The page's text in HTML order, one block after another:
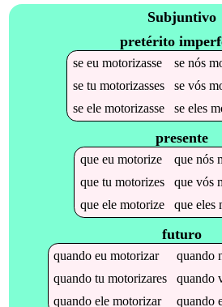
Subjuntivo
pretérito
se eu motorizasse se nós
se tu motorizasses se vós
se ele motorizasse se eles
presente
que eu motorize que nós
que tu motorizes que vós
que ele motorize que eles
futuro
quandoeumotorizar quando
quandotumotorizares quando
quandoelemotorizar quando